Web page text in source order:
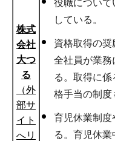
株式
会社
大つ
る
（外
部サ
イト
へリ
役職について
している。
資格取得の奨
全社員が業務
る。取得に
格手当の制度
育児休業制度
る。育児休